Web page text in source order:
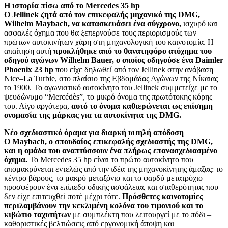
Η ιστορία πίσω από το Mercedes 35 hp
Ο Jellinek ζητά από τον επικεφαλής μηχανικό της DMG,
Wilhelm Maybach, να κατασκευάσει ένα σύγχρονο, ισχυρό και
ασφαλές όχημα που θα ξεπερνούσε τους περιορισμούς των
πρώτων αυτοκινήτων χάρη στη μηχανολογική του καινοτομία. Η
απαίτηση αυτή προκλήθηκε από το θανατηφόρο ατύχημα του
οδηγού αγώνων Wilhelm Bauer, ο οποίος οδηγούσε ένα Daimler
Phoenix 23 hp που είχε δηλωθεί από τον Jellinek στην ανάβαση
Nice–La Turbie, στο πλαίσιο της Εβδομάδας Αγώνων της Νίκαιας
το 1900. Το αγωνιστικό αυτοκίνητο του Jellinek συμμετείχε με το
ψευδώνυμο “Mercédès”, το μικρό όνομα της πρωτότοκης κόρης
του. Λίγο αργότερα, αυτό το όνομα καθιερώνεται ως επίσημη
ονομασία της μάρκας για τα αυτοκίνητα της DMG.
Νέο σχεδιαστικό όραμα για διαρκή υψηλή απόδοση
Ο Maybach, ο σπουδαίος επικεφαλής σχεδιαστής της DMG,
και η ομάδα του αναπτύσσουν ένα πλήρως επανασχεδιασμένο
όχημα. Το Mercedes 35 hp είναι το πρώτο αυτοκίνητο που
απομακρύνεται εντελώς από την ιδέα της μηχανοκίνητης άμαξας: το
κέντρο βάρους, το μακρύ μεταξόνιο και το φαρδύ μετατρόχιο
προσφέρουν ένα επίπεδο οδικής ασφάλειας και σταθερότητας που
δεν είχε επιτευχθεί ποτέ μέχρι τότε. Πρόσθετες καινοτομίες
περιλαμβάνουν την κεκλιμένη κολόνα του τιμονιού και το
κιβώτιο ταχυτήτων με συμπλέκτη που λειτουργεί με το πόδι –
καθοριστικές βελτιώσεις από εργονομική άποψη και